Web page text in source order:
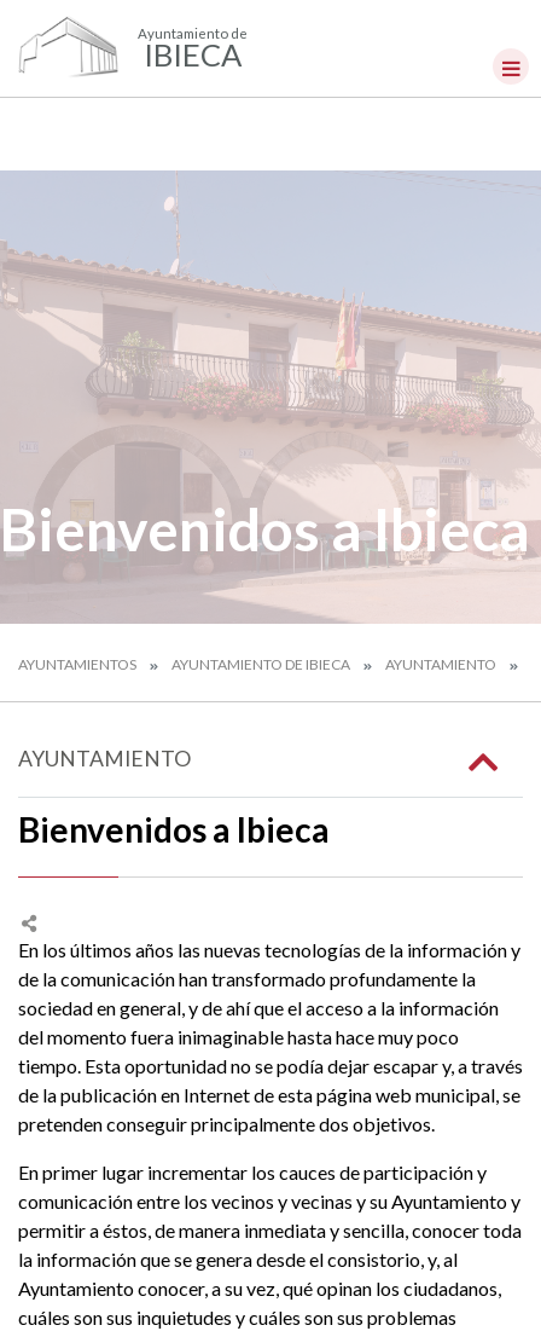
Ayuntamiento de
IBIECA
Bienvenidos a Ibieca
AYUNTAMIENTOS AYUNTAMIENTO DE IBIECA AYUNTAMIENTO
AYUNTAMIENTO
Bienvenidos a Ibieca
En los últimos años las nuevas tecnologías de la información y
de la comunicación han transformado profundamente la
sociedad en general, y de ahí que el acceso a la información
del momento fuera inimaginable hasta hace muy poco
tiempo. Esta oportunidad no se podía dejar escapar y, a través
de la publicación en Internet de esta página web municipal, se
pretenden conseguir principalmente dos objetivos.
En primer lugar incrementar los cauces de participación y
comunicación entre los vecinos y vecinas y su Ayuntamiento y
permitir a éstos, de manera inmediata y sencilla, conocer toda
la información que se genera desde el consistorio, y, al
Ayuntamiento conocer, a su vez, qué opinan los ciudadanos,
cuáles son sus inquietudes y cuáles son sus problemas